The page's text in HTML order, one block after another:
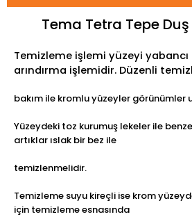
Tema Tetra Tepe Duş
Temizleme işlemi yüzeyi
arındırma işlemidir. Düzenli
bakım ile kromlu yüzeyler görünümler
Yüzeydeki toz kurumuş lekeler ile
artıklar ıslak bir bez ile
temizlenmelidir.
Temizleme suyu kireçli ise krom
için temizleme esnasında